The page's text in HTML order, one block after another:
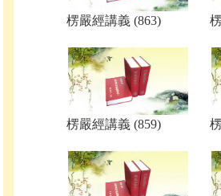
楞嚴經講義 (863)
楞嚴經講義 (859)